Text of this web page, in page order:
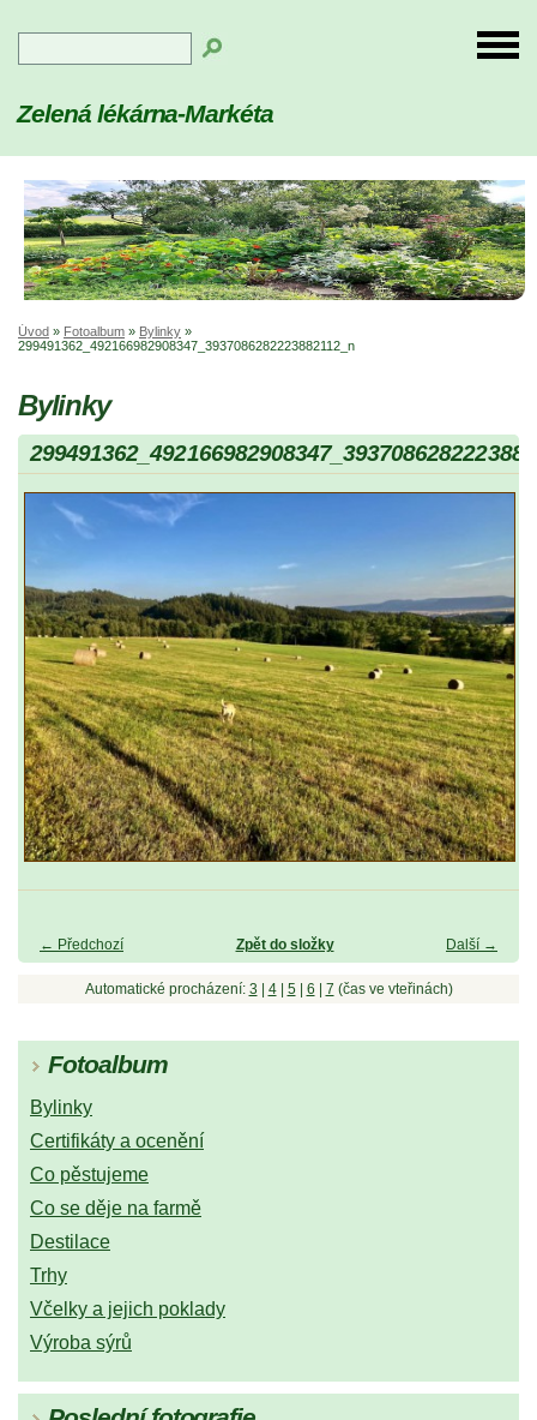
Zelená lékárna-Markéta
Úvod » Fotoalbum » Bylinky »
299491362_492166982908347_3937086282223882112_n
Bylinky
← Předchozí Další →
Zpět do složky
Automatické procházení: 3 4| 5| 6 7 (čas ve vteřinách)
Fotoalbum
Bylinky
Certifikáty a ocenění
Co pěstujeme
Co se děje na farmě
Destilace
Trhy
Včelky a jejich poklady
Výroba sýrů